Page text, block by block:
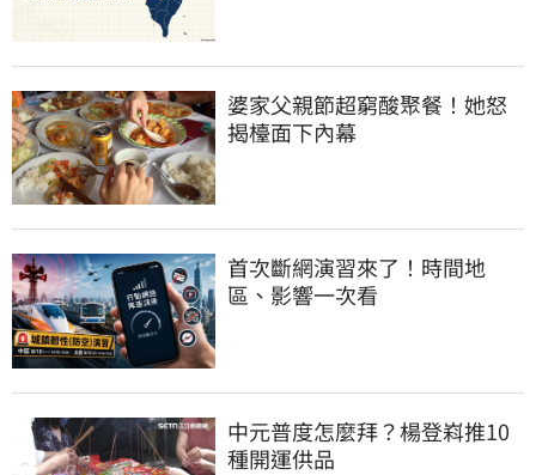
婆家父親節超窮酸聚餐！她怒
揭檯面下內幕
首次斷網演習來了！時間地
區、影響一次看
中元普度怎麼拜？楊登嵙推10
種開運供品